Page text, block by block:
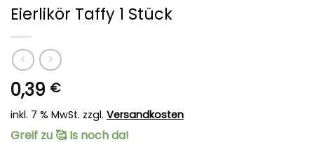
Eierlikör Taffy 1 Stück
0,39 €
inkl. 7 % MwSt. zzgl. Versandkosten
Greif zu 🥰 Is noch da!